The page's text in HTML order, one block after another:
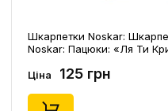
Шкарпетки Noskar:
Noskar: Пацюки: «Ля Ти
Ціна 125 грн